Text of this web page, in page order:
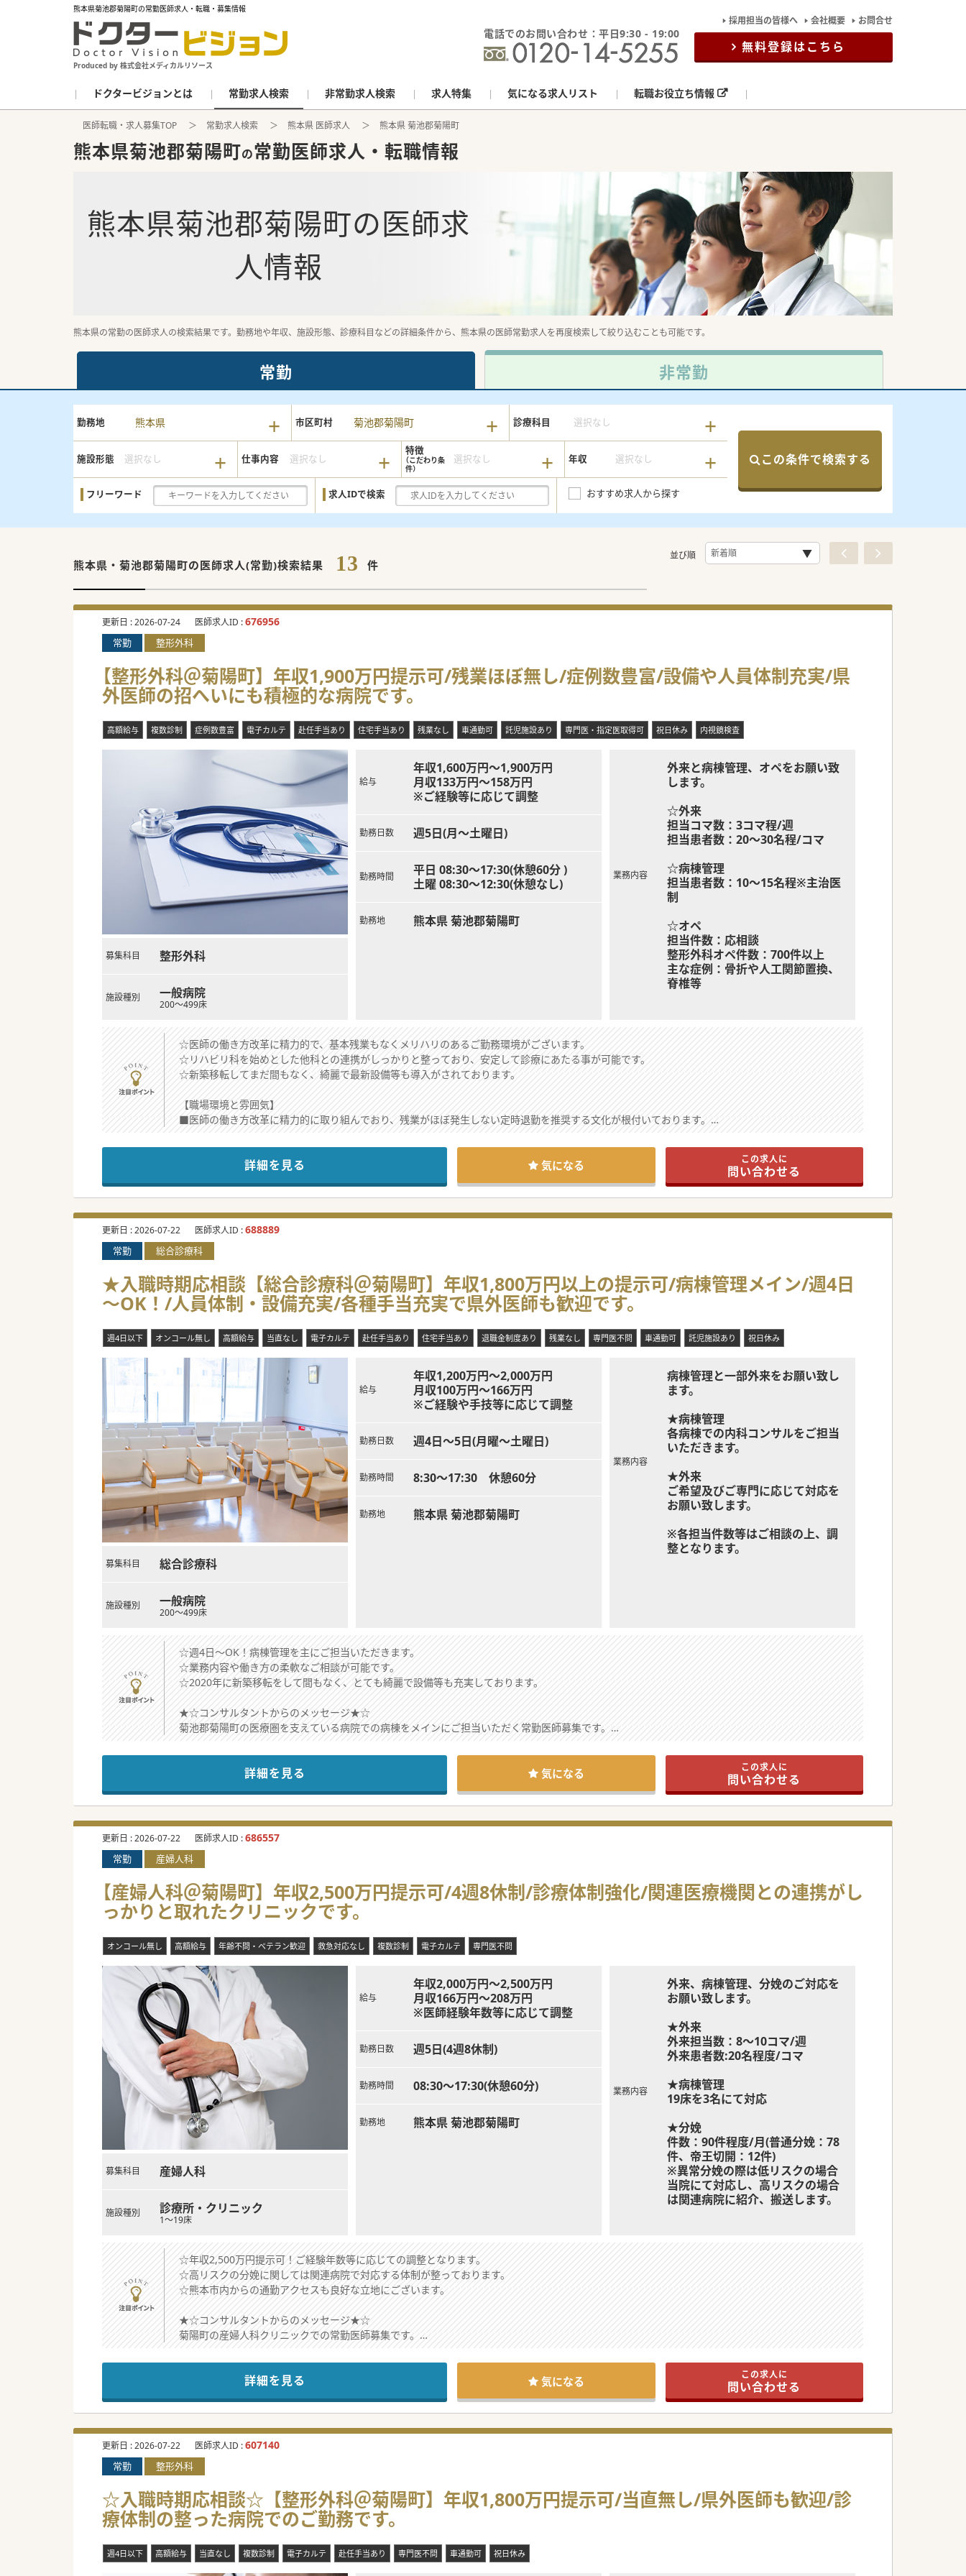
熊本県菊池郡菊陽町の常勤医師求人・転職・募集情報
Produced by 株式会社メディカルリソース
電話でのお問い合わせ：平日9:30 - 19:00
採用担当の皆様へ 会社概要 お問合せ
無料登録はこちら
ドクタービジョンとは 常勤求人検索 非常勤求人検索 求人特集 気になる求人リスト 転職お役立ち情報
医師転職・求人募集TOP 常勤求人検索 熊本県 医師求人 熊本県 菊池郡菊陽町
熊本県菊池郡菊陽町の常勤医師求人・転職情報
熊本県菊池郡菊陽町の医師求
人情報
熊本県の常勤の医師求人の検索結果です。勤務地や年収、施設形態、診療科目などの詳細条件から、熊本県の医師常勤求人を再度検索して絞り込むことも可能です。
常勤 非常勤
勤務地 熊本県 市区町村 菊池郡菊陽町 診療科目 選択なし
施設形態 選択なし 仕事内容 選択なし
特徴
選択なし 年収 選択なし
フリーワード 求人IDで検索 おすすめ求人から探す
この条件で検索する
熊本県・菊池郡菊陽町の医師求人(常勤)検索結果 13 件
並び順
更新日 :2026-07-24 医師求人ID :676956
常勤 整形外科
【整形外科＠菊陽町】年収1,900万円提示可/残業ほぼ無し/症例数豊富/設備や人員体制充実/県
外医師の招へいにも積極的な病院です。
高額給与 複数診制 症例数豊富 電子カルテ 赴任手当あり 住宅手当あり 残業なし 車通勤可 託児施設あり 専門医・指定医取得可 祝日休み 内視鏡検査
募集科目 整形外科
施設種別 一般病院
200～499床
給与
年収1,600万円～1,900万円
月収133万円～158万円
※ご経験等に応じて調整
勤務日数 週5日(月～土曜日)
勤務時間
平日 08:30～17:30(休憩60分 )
土曜 08:30～12:30(休憩なし)
勤務地 熊本県 菊池郡菊陽町
業務内容
外来と病棟管理、オペをお願い致
します。
☆外来
担当コマ数：3コマ程/週
担当患者数：20～30名程/コマ
☆病棟管理
担当患者数：10～15名程※主治医
制
☆オペ
担当件数：応相談
整形外科オペ件数：700件以上
主な症例：骨折や人工関節置換、
脊椎等
☆医師の働き方改革に精力的で、基本残業もなくメリハリのあるご勤務環境がございます。
☆リハビリ科を始めとした他科との連携がしっかりと整っており、安定して診療にあたる事が可能です。
☆新築移転してまだ間もなく、綺麗で最新設備等も導入がされております。
【職場環境と雰囲気】
■医師の働き方改革に精力的に取り組んでおり、残業がほぼ発生しない定時退勤を推奨する文化が根付いております。
■院長をはじめ若く熱意ある先生方が集い、リハビリテーション科など他部門との連携も極めて円滑で風通しの良い環境です。
■2020年の新築移転により院内は清潔で、他施設と比べても広々とした手術室や最新の医療機器が整備されています。
【具体的な医療機関情報】
■遠方から赴任される先生には赴任手当や住宅手当を支給するなど、安心して新生活を始められる手厚いサポート体制がございます。
■週3日からのご勤務や社会保険への加入についても相談可能で、先生一人ひとりのライフプランに合わせた柔軟な働き方が選べます。
■院内には託児施設を完備しているため、小さなお子様がいらっしゃる子育て世代の先生も仕事との両立を図りながら安心して勤務できます。
【やりがい】
■県内でも先駆けて導入した術中イメージングシステムをはじめとする最新鋭の医療設備を駆使し、より安全で質の高い手術を患者様へ提供できま
す。
■高齢者の変性疾患から若年層の外傷まで地域に根差した多様な症例を経験することで、広く研鑽を積みながら診療にあたる事が可能です。
#年度内入職可 #秋入職可
詳細を見る 気になる この求人に
問い合わせる
更新日 :2026-07-22 医師求人ID :688889
常勤 総合診療科
★入職時期応相談【総合診療科＠菊陽町】年収1,800万円以上の提示可/病棟管理メイン/週4日
～OK！/人員体制・設備充実/各種手当充実で県外医師も歓迎です。
週4日以下 オンコール無し 高額給与 当直なし 電子カルテ 赴任手当あり 住宅手当あり 退職金制度あり 残業なし 専門医不問 車通勤可 託児施設あり 祝日休み
募集科目 総合診療科
施設種別 一般病院
200～499床
給与
年収1,200万円～2,000万円
月収100万円～166万円
※ご経験や手技等に応じて調整
勤務日数 週4日～5日(月曜～土曜日)
勤務時間 8:30～17:30 休憩60分
勤務地 熊本県 菊池郡菊陽町
業務内容
病棟管理と一部外来をお願い致し
ます。
★病棟管理
各病棟での内科コンサルをご担当
いただきます。
★外来
ご希望及びご専門に応じて対応を
お願い致します。
※各担当件数等はご相談の上、調
整となります。
☆週4日～OK！病棟管理を主にご担当いただきます。
☆業務内容や働き方の柔軟なご相談が可能です。
☆2020年に新築移転をして間もなく、とても綺麗で設備等も充実しております。
★☆コンサルタントからのメッセージ★☆
菊池郡菊陽町の医療圏を支えている病院での病棟をメインにご担当いただく常勤医師募集です。
残業は基本的になく、メリハリあるご勤務環境が整っております。
コメディカル間の連携も強く、安定したご勤務環境が特徴の一つでございます。
少しでもご興味ございましたらまずはお気軽にお問合せください！
#秋入職可
詳細を見る 気になる この求人に
問い合わせる
更新日 :2026-07-22 医師求人ID :686557
常勤 産婦人科
【産婦人科＠菊陽町】年収2,500万円提示可/4週8休制/診療体制強化/関連医療機関との連携がし
っかりと取れたクリニックです。
オンコール無し 高額給与 年齢不問・ベテラン歓迎 救急対応なし 複数診制 電子カルテ 専門医不問
募集科目 産婦人科
施設種別 診療所・クリニック
1～19床
給与
年収2,000万円～2,500万円
月収166万円～208万円
※医師経験年数等に応じて調整
勤務日数 週5日(4週8休制)
勤務時間 08:30～17:30(休憩60分)
勤務地 熊本県 菊池郡菊陽町
業務内容
外来、病棟管理、分娩のご対応を
お願い致します。
★外来
外来担当数：8～10コマ/週
外来患者数:20名程度/コマ
★病棟管理
19床を3名にて対応
★分娩
件数：90件程度/月(普通分娩：78
件、帝王切開：12件)
※異常分娩の際は低リスクの場合
当院にて対応し、高リスクの場合
は関連病院に紹介、搬送します。
☆年収2,500万円提示可！ご経験年数等に応じての調整となります。
☆高リスクの分娩に関しては関連病院で対応する体制が整っております。
☆熊本市内からの通勤アクセスも良好な立地にございます。
★☆コンサルタントからのメッセージ★☆
菊陽町の産婦人科クリニックでの常勤医師募集です。
この度、診療体制強化のための募集を行う運びとなりました。
関連病院との連携がしっかりと取れており、安定したご勤務環境が特徴的です。
少しでもご興味ございましたらまずはお問合せくださいませ。
#秋入職可
詳細を見る 気になる この求人に
問い合わせる
更新日 :2026-07-22 医師求人ID :607140
常勤 整形外科
☆入職時期応相談☆【整形外科＠菊陽町】年収1,800万円提示可/当直無し/県外医師も歓迎/診
療体制の整った病院でのご勤務です。
週4日以下 高額給与 当直なし 複数診制 電子カルテ 赴任手当あり 専門医不問 車通勤可 祝日休み